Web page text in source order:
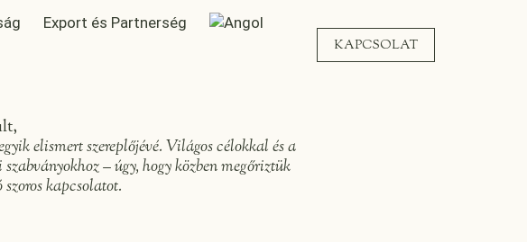
Export és Partnerség
KAPCSOLAT
elismert szereplőjévé. Világos célokkal és a
– úgy, hogy közben megőriztük
kapcsolatot.